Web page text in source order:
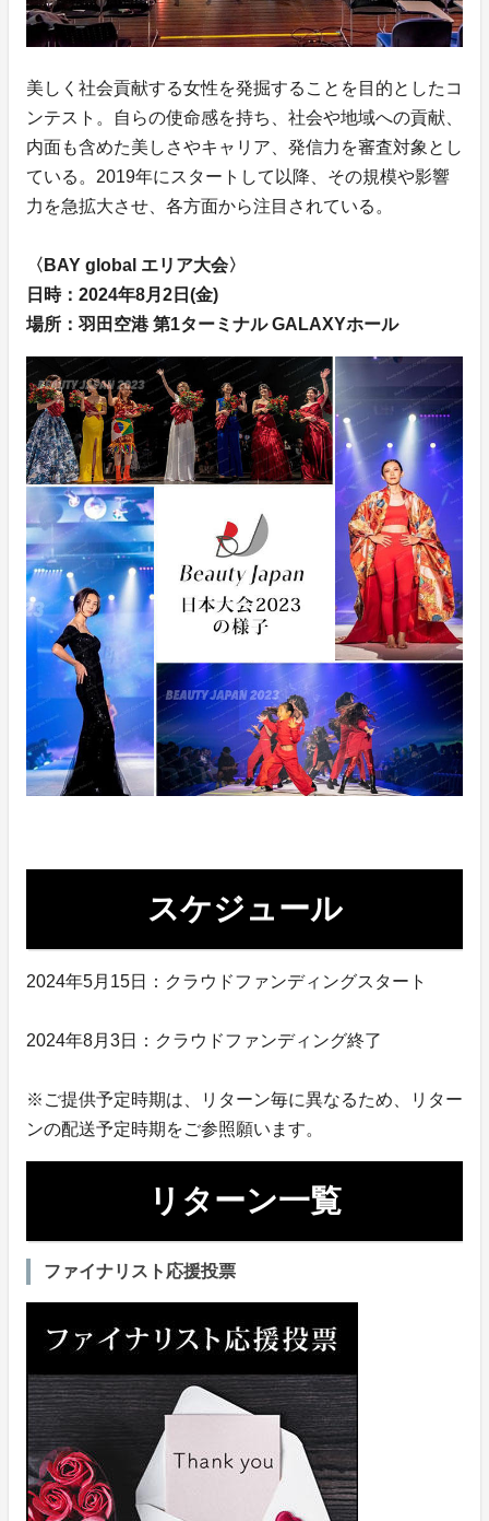
美しく社会貢献する女性を発掘することを目的としたコ
ンテスト。自らの使命感を持ち、社会や地域への貢献、
内面も含めた美しさやキャリア、発信力を審査対象とし
ている。2019年にスタートして以降、その規模や影響
力を急拡大させ、各方面から注目されている。
〈BAY global エリア大会〉
日時：2024年8月2日(金)
場所：羽田空港 第1ターミナル GALAXYホール
スケジュール
2024年5月15日：クラウドファンディングスタート
2024年8月3日：クラウドファンディング終了
※ご提供予定時期は、リターン毎に異なるため、リター
ンの配送予定時期をご参照願います。
リターン一覧
ファイナリスト応援投票